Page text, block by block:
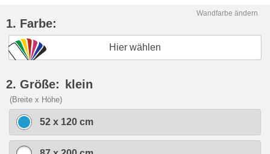
Wandfarbe ändern
1. Farbe:
Hier wählen
2. Größe: klein
(Breite x Höhe)
52 x 120 cm